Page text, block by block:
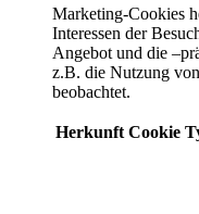
Marketing-Cookies
Interessen der
Angebot und die
z.B. die Nutzung
beobachtet.
Herkunft Cookie